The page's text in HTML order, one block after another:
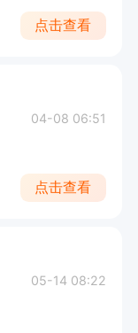
点击查看
04-08 06:51
点击查看
05-14 08:22